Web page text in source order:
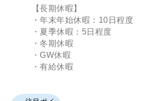
【長期休暇】
・年末年始休暇：10日程度
・夏季休暇：5日程度
・冬期休暇
・GW休暇
・有給休暇